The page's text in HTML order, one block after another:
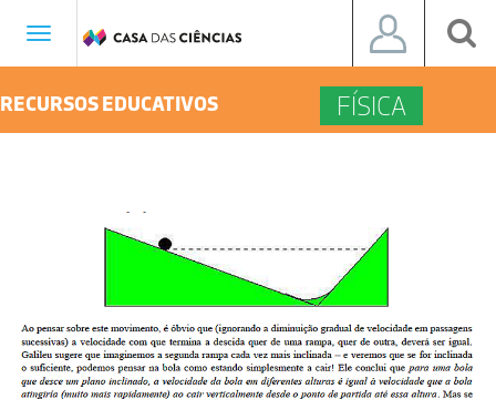
Toggle
RECURSOS EDUCATIVOS FÍSICA